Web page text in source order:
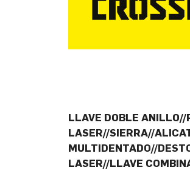
LLAVE DOBLE
LASER//SIERRA//
MULTIDENTADO//
LASER//LLAVE